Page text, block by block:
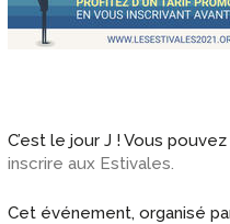
C’est le jour J ! Vous
inscrire aux Estivales.
Cet événement, organisé